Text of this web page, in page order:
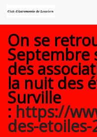
On se
Septembre
des
la nuit des
Surville
: https://
des-etoiles-